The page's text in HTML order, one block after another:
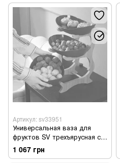
Артикул: sv33951
Универсальная ваза для
фруктов SV трехъярусная с
деревянной подставкой
Зеленый (sv33951)
1 067 грн